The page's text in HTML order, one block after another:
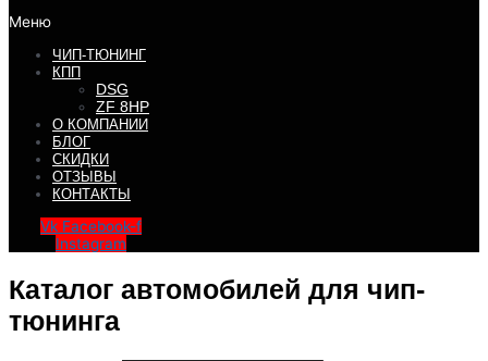
Меню
ЧИП-ТЮНИНГ
КПП
DSG
ZF 8HP
О КОМПАНИИ
БЛОГ
СКИДКИ
ОТЗЫВЫ
КОНТАКТЫ
Vk Facebook-f
Instagram
Каталог автомобилей для чип-
тюнинга